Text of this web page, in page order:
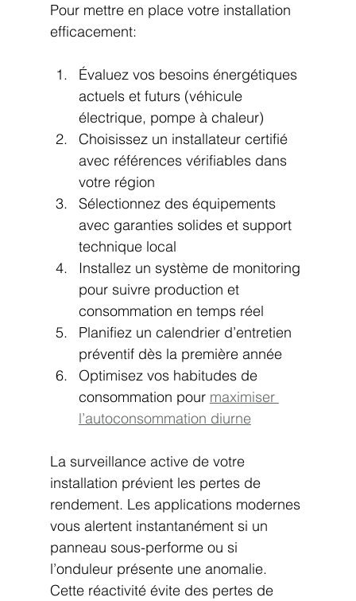
Pour mettre en place votre installation
efficacement:
Évaluez vos besoins énergétiques
actuels et futurs (véhicule
électrique, pompe à chaleur)
Choisissez un installateur certifié
avec références vérifiables dans
votre région
Sélectionnez des équipements
avec garanties solides et support
technique local
Installez un système de monitoring
pour suivre production et
consommation en temps réel
Planifiez un calendrier d’entretien
préventif dès la première année
Optimisez vos habitudes de
consommation pour maximiser
l’autoconsommation diurne
La surveillance active de votre
installation prévient les pertes de
rendement. Les applications modernes
vous alertent instantanément si un
panneau sous-performe ou si
l’onduleur présente une anomalie.
Cette réactivité évite des pertes de